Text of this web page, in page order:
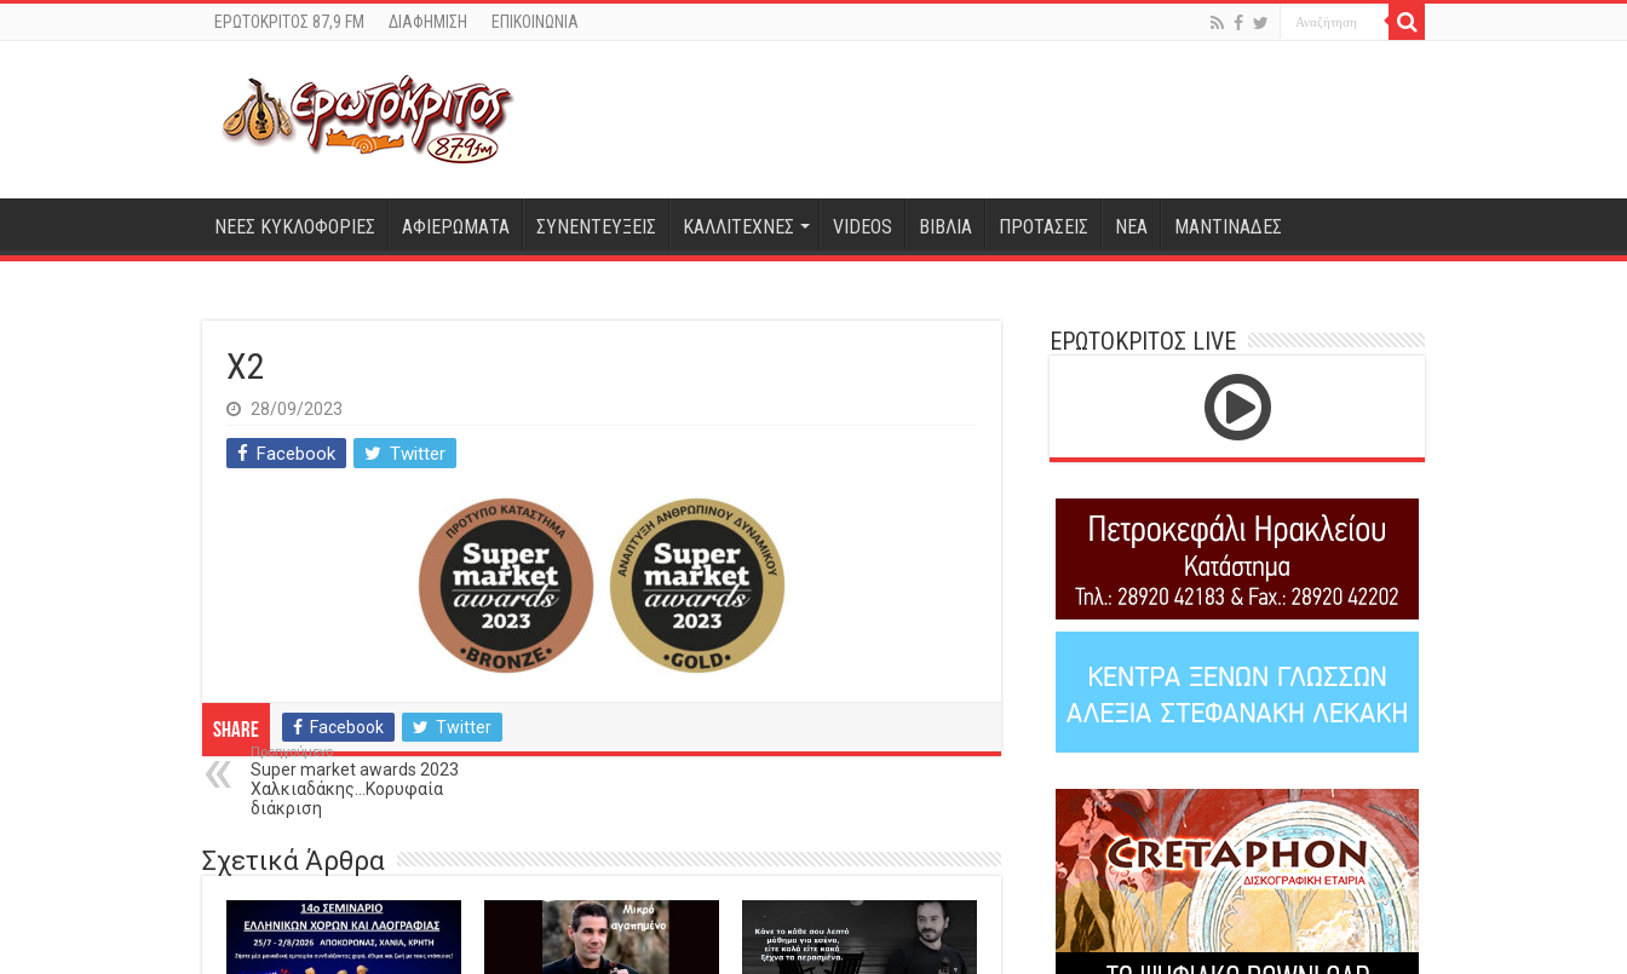
ΕΡΩΤΟΚΡΙΤΟΣ 87,9 FM ΔΙΑΦΗΜΙΣΗ ΕΠΙΚΟΙΝΩΝΙΑ
ΝΕΕΣ ΚΥΚΛΟΦΟΡΙΕΣ ΑΦΙΕΡΩΜΑΤΑ ΣΥΝΕΝΤΕΥΞΕΙΣ ΚΑΛΛΙΤΕΧΝΕΣ VIDEOS ΒΙΒΛΙΑ ΠΡΟΤΑΣΕΙΣ ΝΕΑ ΜΑΝΤΙΝΑΔΕΣ
X2
28/09/2023
Facebook Twitter
Share Facebook Twitter
Προηγούμενο
Super market awards 2023
Χαλκιαδάκης…Κορυφαία
διάκριση
Σχετικά Άρθρα
ΕΡΩΤΟΚΡΙΤΟΣ LIVE